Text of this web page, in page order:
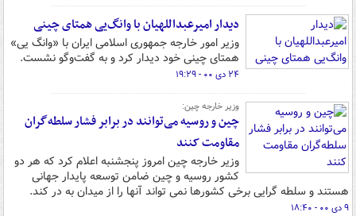
دیدار امیرعبداللهیان با وانگ‌یی همتای چینی
وزیر امور خارجه جمهوری اسلامی ایران با «وانگ یی»
همتای چینی خود دیدار کرد و به گفت‌وگو نشست.
۲۴ دی ۰۰ - ۱۹:۲۹
وزیر خارجه چین:
چین و روسیه می‌توانند در برابر فشار سلطه‌گران
مقاومت کنند
وزیر خارجه چین امروز پنجشنبه اعلام کرد که هر دو
کشور روسیه و چین ضامن توسعه پایدار جهانی
هستند و سلطه گرایی برخی کشورها نمی تواند آنها را از میدان به در کند.
۹ دی ۰۰ - ۱۸:۴۰